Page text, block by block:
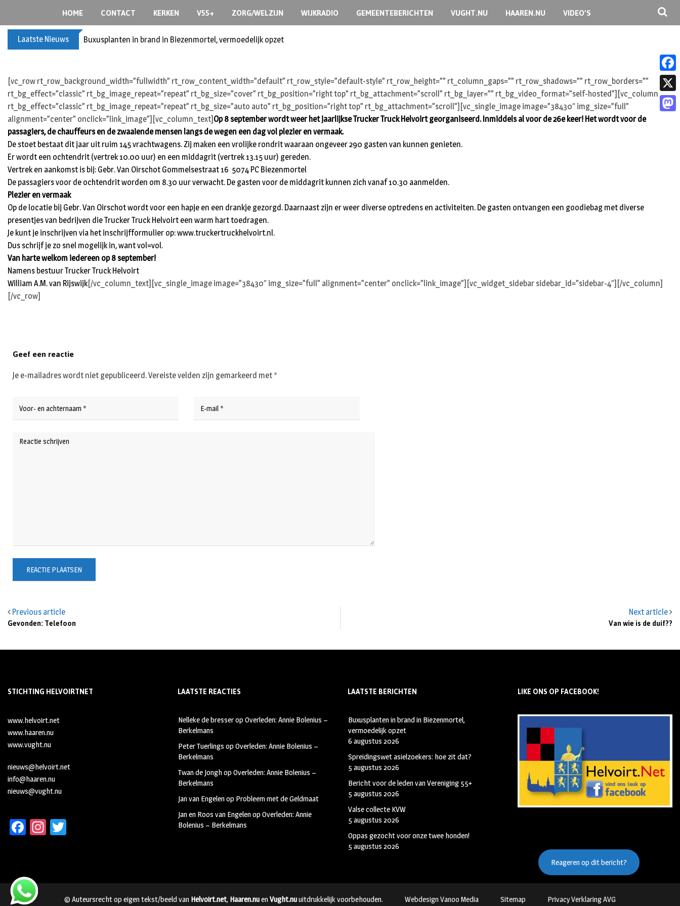
content
HOME CONTACT KERKEN V55+ ZORG/WELZIJN WIJKRADIO GEMEENTEBERICHTEN VUGHT.NU HAAREN.NU VIDEO’S
Laatste Nieuws Buxusplanten in brand in Biezenmortel, vermoedelijk opzet
[vc_row rt_row_background_width=”fullwidth” rt_row_content_width=”default” rt_row_style=”default-style” rt_row_height=”” rt_column_gaps=”” rt_row_shadows=”” rt_row_borders=””
rt_bg_effect=”classic” rt_bg_image_repeat=”repeat” rt_bg_size=”cover” rt_bg_position=”right top” rt_bg_attachment=”scroll” rt_bg_layer=”” rt_bg_video_format=”self-hosted”][vc_column
rt_bg_effect=”classic” rt_bg_image_repeat=”repeat” rt_bg_size=”auto auto” rt_bg_position=”right top” rt_bg_attachment=”scroll”][vc_single_image image=”38430″ img_size=”full”
alignment=”center” onclick=”link_image”][vc_column_text] Op 8 september wordt weer het jaarlijkse Trucker Truck Helvoirt georganiseerd. Inmiddels al voor de 26e keer! Het wordt voor de
passagiers, de chauffeurs en de zwaaiende mensen langs de wegen een dag vol plezier en vermaak.
De stoet bestaat dit jaar uit ruim 145 vrachtwagens. Zij maken een vrolijke rondrit waaraan ongeveer 290 gasten van kunnen genieten.
Er wordt een ochtendrit (vertrek 10.00 uur) en een middagrit (vertrek 13.15 uur) gereden.
Vertrek en aankomst is bij: Gebr. Van Oirschot Gommelsestraat 16 5074 PC Biezenmortel
De passagiers voor de ochtendrit worden om 8.30 uur verwacht. De gasten voor de middagrit kunnen zich vanaf 10.30 aanmelden.
Plezier en vermaak
Op de locatie bij Gebr. Van Oirschot wordt voor een hapje en een drankje gezorgd. Daarnaast zijn er weer diverse optredens en activiteiten. De gasten ontvangen een goodiebag met diverse
presentjes van bedrijven die Trucker Truck Helvoirt een warm hart toedragen.
Je kunt je inschrijven via het inschrijfformulier op:www.truckertruckhelvoirt.nl.
Dus schrijf je zo snel mogelijk in, want vol=vol.
Van harte welkom iedereen op 8 september!
Namens bestuur Trucker Truck Helvoirt
William A.M. van Rijswijk[/vc_column_text][vc_single_image image=”38430″ img_size=”full” alignment=”center” onclick=”link_image”][vc_widget_sidebar sidebar_id=”sidebar-4″][/vc_column]
[/vc_row]
Previous article
Gevonden: Telefoon
Next article
Van wie is de duif??
Geef een reactie
Je e-mailadres wordt niet gepubliceerd.Vereiste velden zijn gemarkeerd met *
STICHTING HELVOIRTNET
www.helvoirt.net
www.haaren.nu
www.vught.nu
nieuws@helvoirt.net
info@haaren.nu
nieuws@vught.nu
Fa
oo
k
In
LAATSTE REACTIES
Nelleke de bresseropOverleden: Annie Bolenius –
Berkelmans
Peter Tuerlings opOverleden: Annie Bolenius –
Berkelmans
Twan de JonghopOverleden: Annie Bolenius –
Berkelmans
Jan van Engelenop Probleem met de Geldmaat
Jan en Roos van EngelenopOverleden: Annie
Bolenius – Berkelmans
LAATSTE BERICHTEN
Buxusplanten in brand in Biezenmortel,
vermoedelijk opzet
6 augustus 2026
Spreidingswet asielzoekers: hoe zit dat?
5 augustus 2026
Bericht voor de leden van Vereniging 55+
5 augustus 2026
Valse collecte KVW
5 augustus 2026
Oppas gezocht voor onze twee honden!
5 augustus 2026
LIKE ONS OP FACEBOOK!
Reageren op dit bericht?
© Auteursrecht op eigen tekst/beeld van Helvoirt.net, Haaren.nuenVught.nuuitdrukkelijk voorbehouden. Webdesign Vanoo Media Sitemap Privacy Verklaring AVG
F
a
c
X